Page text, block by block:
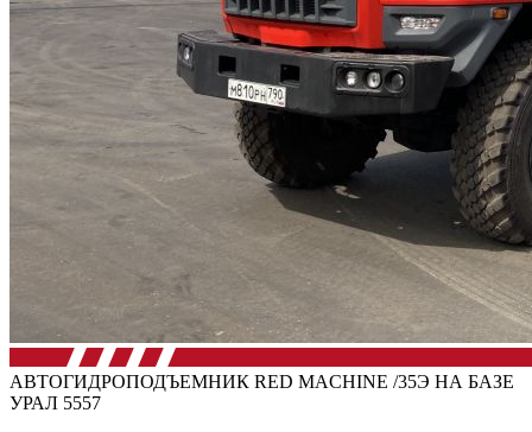
АВТОГИДРОПОДЪЕМНИК RED MACHINE /35Э НА БАЗЕ
УРАЛ 5557